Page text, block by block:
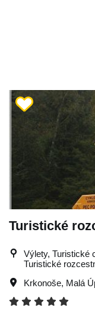
Turistické
Výlety, Turistické
Turistické
Krkonoše, Malá